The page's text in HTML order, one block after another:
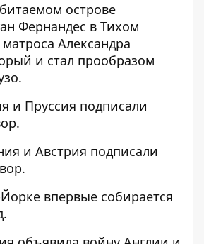
острове
Фернандес в Тихом
Александра
и стал прообразом
и Пруссия подписали
и Австрия подписали
впервые собирается